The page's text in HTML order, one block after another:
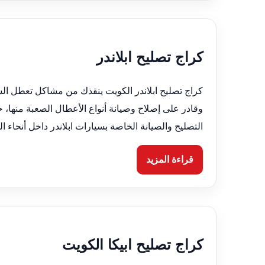
كراج تصليح ابلاندر
كراج تصليح ابلاندر الكويت ينقذك من مشاكل تعطل
وقادر على إصلاح وصيانة أنواع الأعطال الصعبة
التصليح والصيانة الخاصة بسيارات ابلاندر داخل
قراءة المزيد
كراج تصليح ابيكا الكويت